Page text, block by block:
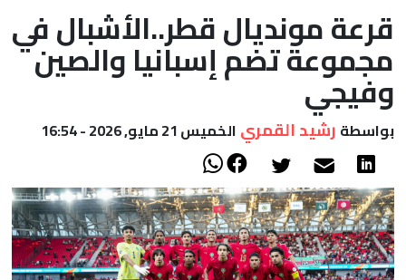
أعمدة
الصحراء
قرعة مونديال قطر..الأشبال في
مجموعة تضم إسبانيا والصين
وفيجي
بواسطة رشيد القمري الخميس 21 مايو, 2026 - 16:54